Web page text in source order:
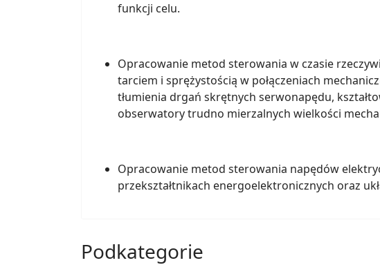
funkcji celu.
Opracowanie metod sterowania w czasie
tarciem i sprężystością w połączeniach
tłumienia drgań skrętnych serwonapędu,
obserwatory trudno mierzalnych wielkości
Opracowanie metod sterowania napędów
przekształtnikach energoelektronicznych oraz
Podkategorie